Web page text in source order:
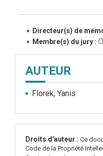
Directeur(s) de
Membre(s) du jury :
AUTEUR
Florek, Yanis
Droits d'auteur : Ce
Code de la Propriété